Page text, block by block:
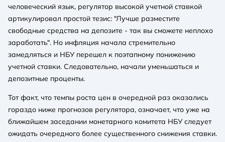
человеческий язык, регулятор высокой учетной ставкой
артикулировал простой тезис: "Лучше разместите
свободные средства на депозите - так вы сможете неплохо
заработать". Но инфляция начала стремительно
замедляться и НБУ перешел к поэтапному понижению
учетной ставки. Следовательно, начали уменьшаться и
депозитные проценты.
Тот факт, что темпы роста цен в очередной раз оказались
гораздо ниже прогнозов регулятора, означает, что уже на
ближайшем заседании монетарного комитета НБУ следует
ожидать очередного более существенного снижения ставки.